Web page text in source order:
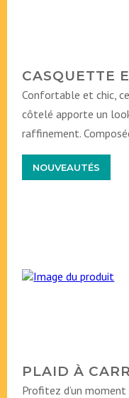
CASQUETTE
Confortable et chic,
côtelé apporte un
raffinement.
NOUVEAUTÉS
PLAID À
Profitez d’un